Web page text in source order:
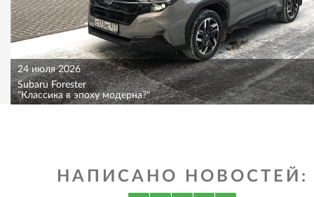
24 июля 2026
Subaru Forester
"Классика в эпоху модерна?"
НАПИСАНО НОВОСТЕЙ: